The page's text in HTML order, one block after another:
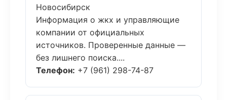
Новосибирск
Информация о жкх и управляющие
компании от официальных
источников. Проверенные данные —
без лишнего поиска....
Телефон: +7 (961) 298-74-87